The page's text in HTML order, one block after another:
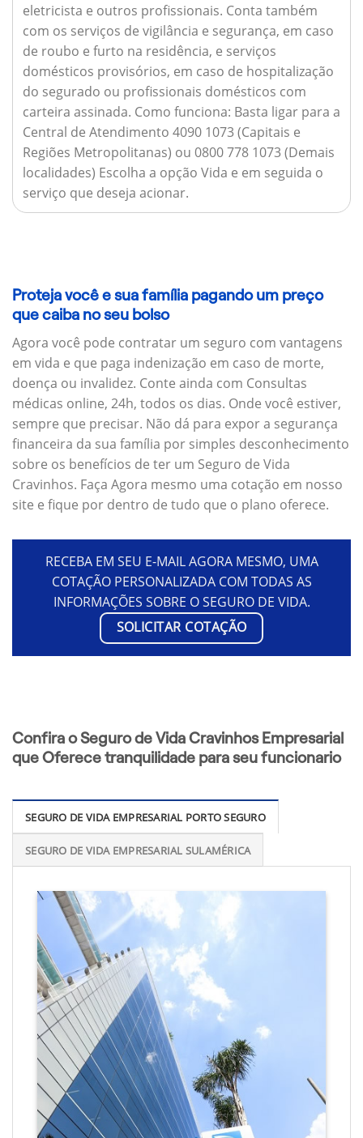
eletricista e outros profissionais. Conta também
com os serviços de vigilância e segurança, em caso
de roubo e furto na residência, e serviços
domésticos provisórios, em caso de hospitalização
do segurado ou profissionais domésticos com
carteira assinada. Como funciona: Basta ligar para a
Central de Atendimento 4090 1073 (Capitais e
Regiões Metropolitanas) ou 0800 778 1073 (Demais
localidades) Escolha a opção Vida e em seguida o
serviço que deseja acionar.
Proteja você e sua família pagando um preço
que caiba no seu bolso
Agora você pode contratar um seguro com vantagens
em vida e que paga indenização em caso de morte,
doença ou invalidez. Conte ainda com Consultas
médicas online, 24h, todos os dias. Onde você estiver,
sempre que precisar. Não dá para expor a segurança
financeira da sua família por simples desconhecimento
sobre os benefícios de ter um Seguro de Vida
Cravinhos. Faça Agora mesmo uma cotação em nosso
site e fique por dentro de tudo que o plano oferece.
RECEBA EM SEU E-MAIL AGORA MESMO, UMA
COTAÇÃO PERSONALIZADA COM TODAS AS
INFORMAÇÕES SOBRE O SEGURO DE VIDA.
SOLICITAR COTAÇÃO
Confira o Seguro de Vida Cravinhos Empresarial
que Oferece tranquilidade para seu funcionario
SEGURO DE VIDA EMPRESARIAL PORTO SEGURO
SEGURO DE VIDA EMPRESARIAL SULAMÉRICA